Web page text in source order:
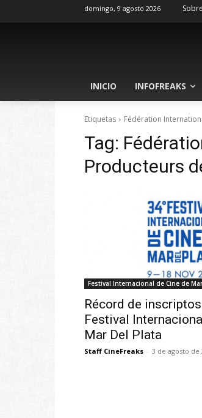
domingo, 9 agosto 2026
INICIO INFOFREAKS
Etiquetas Fédération
Tag:
Producteurs
Festival Internacional de Cine de
Récord de
Festival
Mar Del Plata
Staff CineFreaks - 3 de agosto de